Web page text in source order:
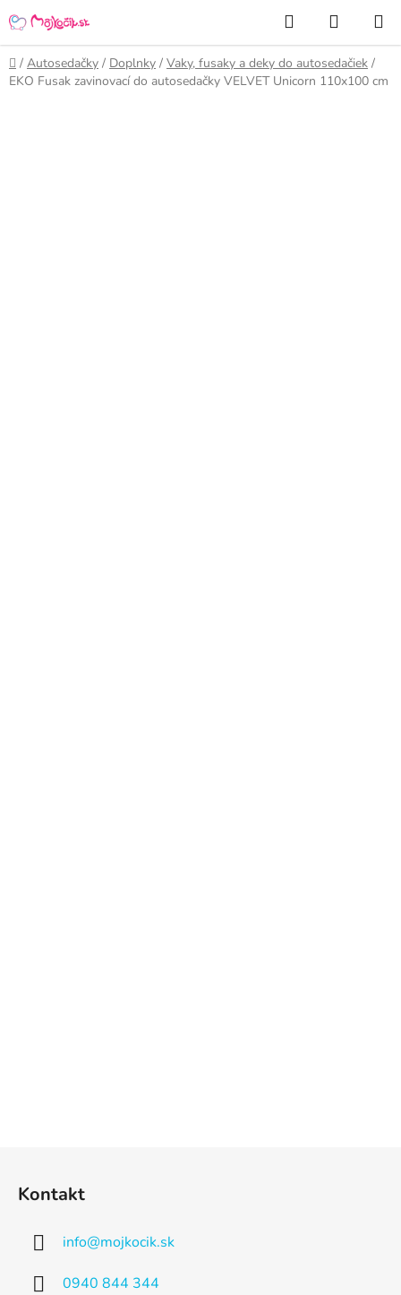
na
obsah
Hľadať
KOŠÍK
Domov
/ Autosedačky / Doplnky / Vaky, fusaky a deky do autosedačiek /
EKO Fusak zavinovací do autosedačky VELVET Unicorn 110x100 cm
Kontakt
info@mojkocik.sk
0940 844 344